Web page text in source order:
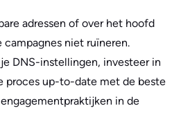
adressen of over het hoofd
niet ruïneren.
DNS-instellingen, investeer in
proces up-to-date met de beste
in de